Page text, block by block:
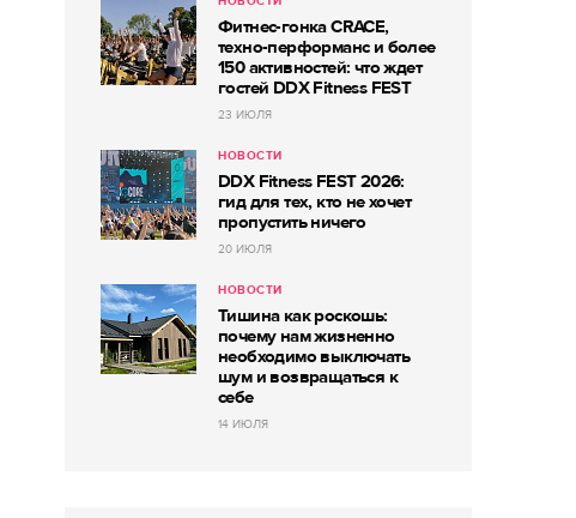
Фитнес-гонка CRACE,
техно-перформанс и более
150 активностей: что ждет
гостей DDX Fitness FEST
23 ИЮЛЯ
НОВОСТИ
DDX Fitness FEST 2026:
гид для тех, кто не хочет
пропустить ничего
20 ИЮЛЯ
НОВОСТИ
Тишина как роскошь:
почему нам жизненно
необходимо выключать
шум и возвращаться к
себе
14 ИЮЛЯ